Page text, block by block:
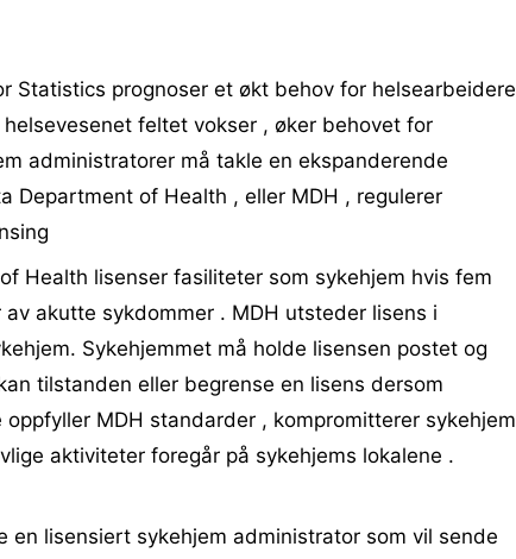
Statistics prognoser et økt behov for helsearbeidere
feltet vokser , øker behovet for
administratorer må takle en ekspanderende
Department of Health , eller MDH , regulerer
Health lisenser fasiliteter som sykehjem hvis fem
akutte sykdommer . MDH utsteder lisens i
Sykehjemmet må holde lisensen postet og
tilstanden eller begrense en lisens dersom
MDH standarder , kompromitterer sykehjem
aktiviteter foregår på sykehjems lokalene .
en lisensiert sykehjem administrator som vil sende